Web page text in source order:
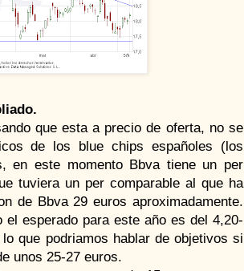
que esta a precio de oferta, no se
de los blue chips españoles (los
en este momento Bbva tiene un per
tuviera un per comparable al que ha
de Bbva 29 euros aproximadamente.
esperado para este año es del 4,20-
que podriamos hablar de objetivos si
unos 25-27 euros.